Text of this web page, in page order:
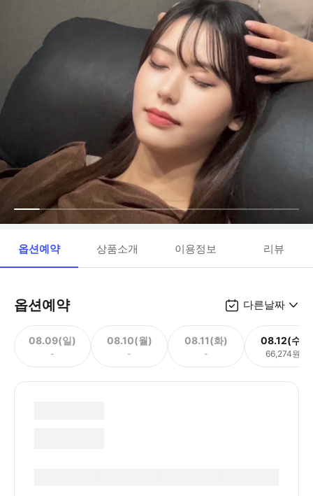
옵션예약 상품소개 이용정보 리뷰
옵션예약 다른날짜
08.09(일)
-
08.10(월)
-
08.11(화)
-
08.12(수)
66,274원